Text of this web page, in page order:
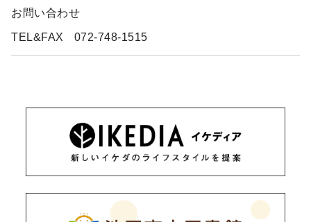
お問い合わせ
TEL&FAX 072-748-1515